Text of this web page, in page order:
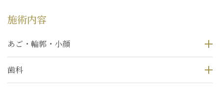
施術内容
あご・輪郭・小顔
歯科